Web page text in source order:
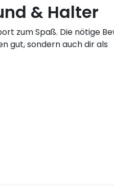
& Halter
zum Spaß. Die nötige
gut, sondern auch dir als